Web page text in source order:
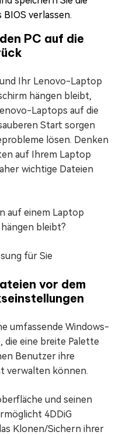
verlassen.
PC auf die
Ihr Lenovo-Laptop
hängen bleibt,
Laptops auf die
Start sorgen
lösen. Denken
auf Ihrem Laptop
wichtige Dateien
auf einem Laptop
bleibt?
für Sie
vor dem
umfassende Windows-
eine breite Palette
Benutzer ihre
verwalten können.
und seinen
4DDiG
Klonen/Sichern ihrer